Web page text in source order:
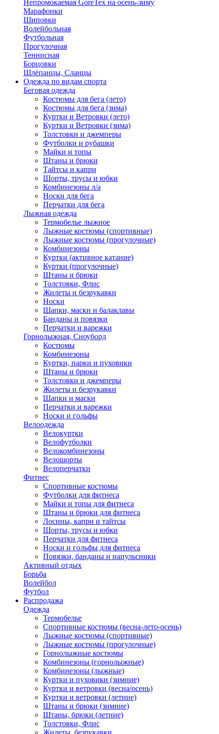
Непромокаемая GoreTex на осень-зиму
Марафонки
Шиповки
Волейбольная
Футбольная
Прогулочная
Теннисная
Борцовки
Шлёпанцы, Сланцы
Одежда по видам спорта
Беговая одежда
Костюмы для бега (лето)
Костюмы для бега (зима)
Куртки и Ветровки (лето)
Куртки и Ветровки (зима)
Толстовки и джемперы
Футболки и рубашки
Майки и топы
Штаны и брюки
Тайтсы и капри
Шорты, трусы и юбки
Комбинезоны л/а
Носки для бега
Перчатки для бега
Лыжная одежда
Термобелье лыжное
Лыжные костюмы (спортивные)
Лыжные костюмы (прогулочные)
Комбинезоны
Куртки (активное катание)
Куртки (прогулочные)
Штаны и брюки
Толстовки, Флис
Жилеты и безрукавки
Носки
Шапки, маски и балаклавы
Банданы и повязки
Перчатки и варежки
Горнолыжная, Сноуборд
Костюмы
Комбинезоны
Куртки, парки и пуховики
Штаны и брюки
Толстовки и джемперы
Жилеты и безрукавки
Шапки и маски
Перчатки и варежки
Носки и гольфы
Велоодежда
Велокуртки
Велофутболки
Велокомбинезоны
Велошорты
Велоперчатки
Фитнес
Спортивные костюмы
Футболки для фитнеса
Майки и топы для фитнеса
Штаны и брюки для фитнеса
Лосины, капри и тайтсы
Шорты, трусы и юбки
Перчатки для фитнеса
Носки и гольфы для фитнеса
Повязки, банданы и напульсники
Активный отдых
Борьба
Волейбол
Футбол
Распродажа
Одежда
Термобелье
Спортивные костюмы (весна-лето-осень)
Лыжные костюмы (спортивные)
Лыжные костюмы (прогулочные)
Горнолыжные костюмы
Комбинезоны (горнолыжные)
Комбинезоны (лыжные)
Куртки и пуховики (зимние)
Куртки и ветровки (весна/осень)
Куртки и ветровки (летние)
Штаны и брюки (зимние)
Штаны, брюки (летние)
Толстовки, Флис
Жилеты, безрукавки